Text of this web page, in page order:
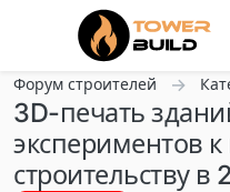
Перейти к содержанию
Форум строителей
3D-печать
экспериментов
строительству в